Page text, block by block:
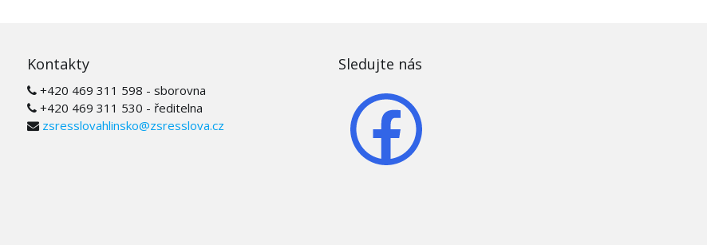
Kontakty
+420 469 311 598 - sborovna
+420 469 311 530 - ředitelna
zsresslovahlinsko@zsresslova.cz
Sledujte nás